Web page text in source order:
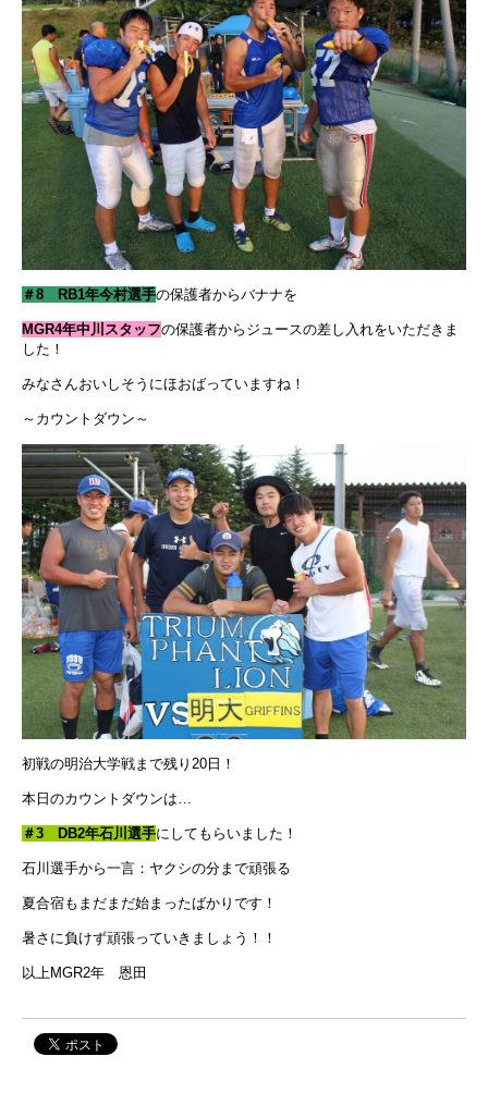
＃8 RB1年今村選手の保護者からバナナを
MGR4年中川スタッフの保護者からジュースの差し入れをいただきま
した！
みなさんおいしそうにほおばっていますね！
～カウントダウン～
初戦の明治大学戦まで残り20日！
本日のカウントダウンは…
＃3 DB2年石川選手にしてもらいました！
石川選手から一言：ヤクシの分まで頑張る
夏合宿もまだまだ始まったばかりです！
暑さに負けず頑張っていきましょう！！
以上MGR2年 恩田